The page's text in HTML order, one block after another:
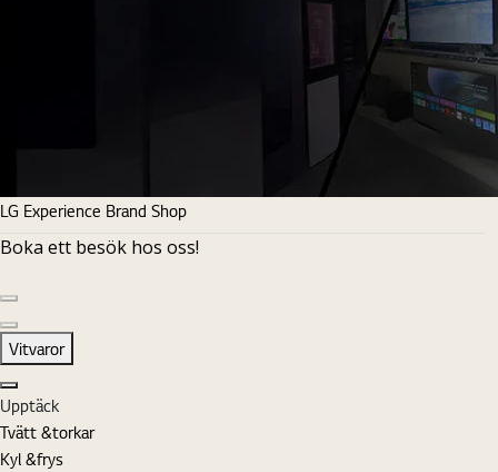
LG Experience Brand Shop
Boka ett besök hos oss!
Nästa sida
Vitvaror
Stäng
Upptäck
Tvätt &torkar
Kyl &frys